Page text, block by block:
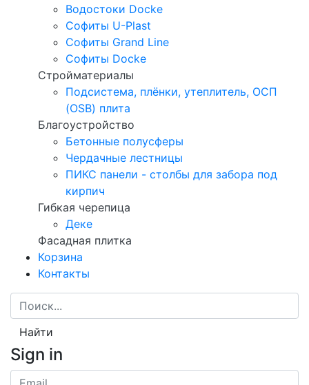
Водостоки Docke
Софиты U-Plast
Софиты Grand Line
Софиты Docke
Стройматериалы
Подсистема, плёнки, утеплитель, ОСП
(OSB) плита
Благоустройство
Бетонные полусферы
Чердачные лестницы
ПИКС панели - столбы для забора под
кирпич
Гибкая черепица
Деке
Фасадная плитка
Корзина
Контакты
Найти
Sign in